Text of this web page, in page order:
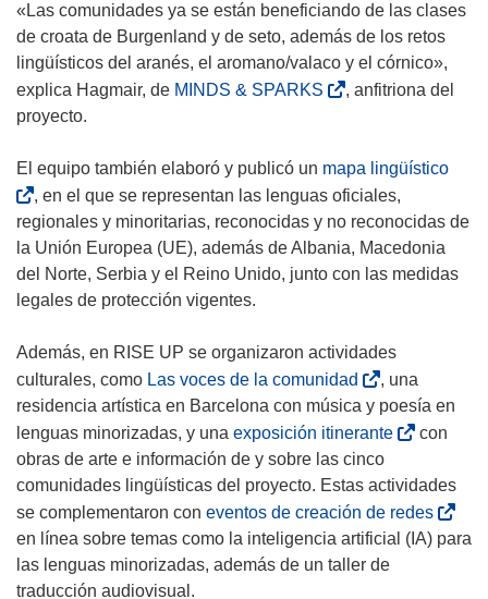
n
u
n
a
e
v
a
v
e
n
a
n
a
)
e
a
b
r
á
e
n
u
n
a
u
e
v
a
v
e
n
t
a
n
«Las comunidades ya se están beneficiando de las clases
de croata de Burgenland y de seto, además de los retos
lingüísticos del aranés, el aromano/valaco y el córnico»,
explica Hagmair, de MINDS & SPARKS
a
b
i
r
n
u
n
a
n
u
e
v
a
, anfitriona del
proyecto.
El equipo también elaboró y publicó un mapa lingüístico(
e
b
e
n
a
n
, en el que se representan las lenguas oficiales,
regionales y minoritarias, reconocidas y no reconocidas de
la Unión Europea (UE), además de Albania, Macedonia
del Norte, Serbia y el Reino Unido, junto con las medidas
legales de protección vigentes.
Además, en RISE UP se organizaron actividades
culturales, como Las voces de la comunidad
s
e
a
b
r
i
r
, una
residencia artística en Barcelona con música y poesía en
lenguas minorizadas, y una exposición itinerante(
e
a
b
con
obras de arte e información de y sobre las cinco
comunidades lingüísticas del proyecto. Estas actividades
se complementaron con eventos de creación de redes(
s
en línea sobre temas como la inteligencia artificial (IA) para
las lenguas minorizadas, además de un taller de
traducción audiovisual.